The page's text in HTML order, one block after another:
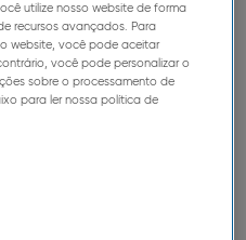
chegar sempre mais
termal de Avène
utilize nosso website de forma
recursos avançados. Para
website, você pode aceitar
você pode personalizar o
sobre o processamento de
para ler nossa política de